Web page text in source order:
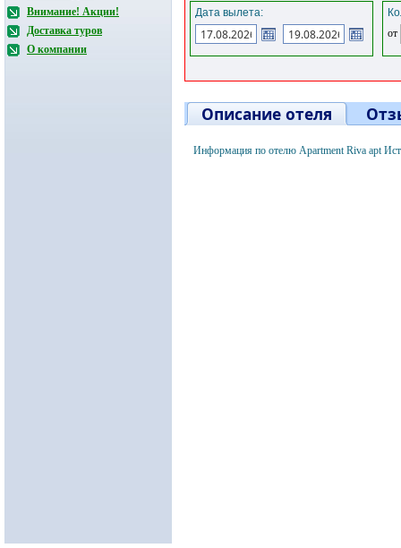
Внимание! Акции!
Доставка туров
О компании
Дата вылета:
от
Описание отеля
Информация по отелю Apartment Riva apt